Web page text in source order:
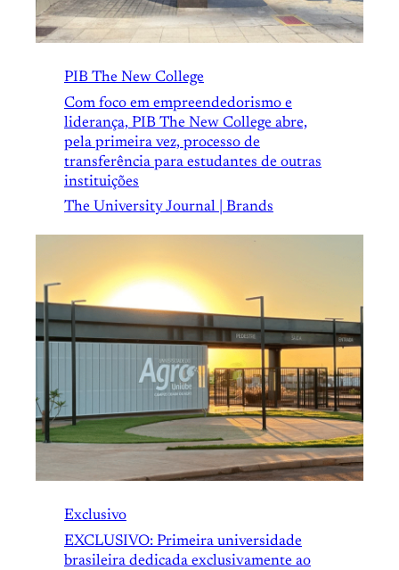
PIB The New College
Com foco em empreendedorismo e
liderança, PIB The New College abre,
pela primeira vez, processo de
transferência para estudantes de outras
instituições
The University Journal | Brands
Exclusivo
EXCLUSIVO: Primeira universidade
brasileira dedicada exclusivamente ao